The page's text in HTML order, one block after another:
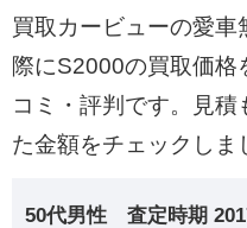
買取カービューの愛
際にS2000の買取価格
コミ・評判です。見
た金額をチェックしま
50代男性 査定時期